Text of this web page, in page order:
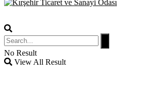
No Result
View All Result